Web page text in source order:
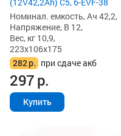
(12V42,2Ah) C5, 6-EVF-38
Номинал. емкость, Ач 42,2,
Напряжение, В 12,
Вес, кг 10,9,
223x106x175
282р. при сдаче акб
297р.
Купить